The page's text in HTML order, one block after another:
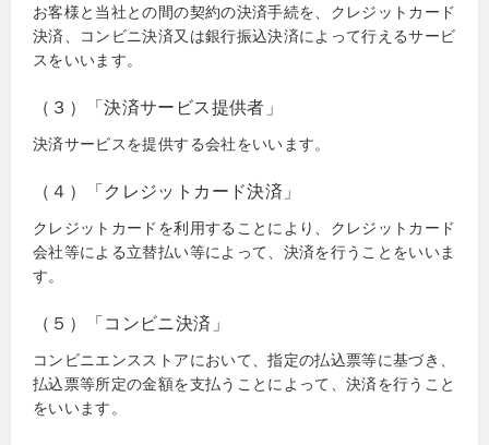
お客様と当社との間の契約の決済手続を、クレジットカード
決済、コンビニ決済又は銀行振込決済によって行えるサービ
スをいいます。
（３）「決済サービス提供者」
決済サービスを提供する会社をいいます。
（４）「クレジットカード決済」
クレジットカードを利用することにより、クレジットカード
会社等による立替払い等によって、決済を行うことをいいま
す。
（５）「コンビニ決済」
コンビニエンスストアにおいて、指定の払込票等に基づき、
払込票等所定の金額を支払うことによって、決済を行うこと
をいいます。